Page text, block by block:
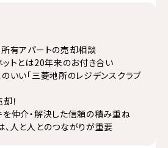
有アパートの売却相談
トとは20年来のお付き合い
いい「三菱地所のレジデンスクラブ
！
仲介・解決した信頼の積み重ね
人と人とのつながりが重要